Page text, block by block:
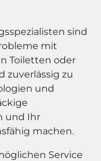
sind
mit
Toiletten oder
zuverlässig zu
und
und Ihr
machen.
Service